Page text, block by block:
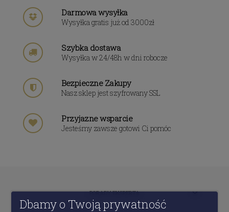
Darmowa wysyłka
Wysyłka gratis już od 3000zł
Szybka dostawa
Wysyłka w 24/48h w dni robocze
Bezpieczne Zakupy
Nasz sklep jest szyfrowany SSL
Przyjazne wsparcie
Jesteśmy zawsze gotowi Ci pomóc
PORADY EKSPERTA
Dbamy o Twoją prywatność